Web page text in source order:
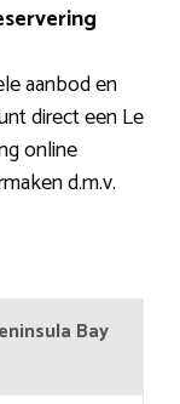
aanbod en
direct een Le
online
d.m.v.
Bay